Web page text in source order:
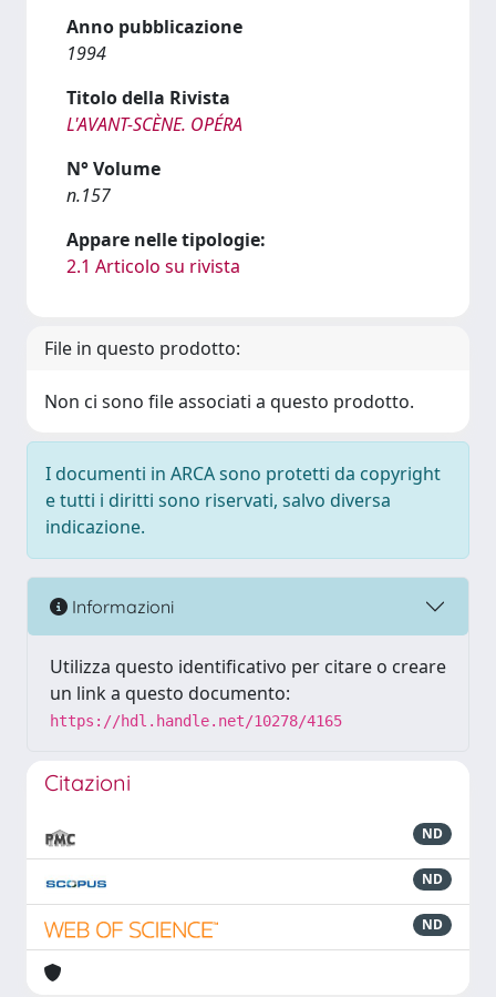
Anno pubblicazione
1994
Titolo della Rivista
L'AVANT-SCÈNE. OPÉRA
N° Volume
n.157
Appare nelle tipologie:
2.1 Articolo su rivista
File in questo prodotto:
Non ci sono file associati a questo prodotto.
I documenti in ARCA sono protetti da copyright
e tutti i diritti sono riservati, salvo diversa
indicazione.
Informazioni
Utilizza questo identificativo per citare o creare
un link a questo documento:
https://hdl.handle.net/10278/4165
Citazioni
ND
ND
ND